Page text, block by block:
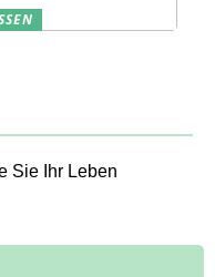
Sie Ihr Leben